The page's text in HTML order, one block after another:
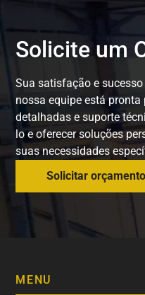
Solicite um
Sua satisfação e
nossa equipe está
detalhadas e suporte
lo e oferecer soluções
suas necessidades
Solicitar orçamento
MENU